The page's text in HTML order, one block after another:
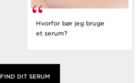
Hvorfor bør jeg bruge
et serum?
FIND DIT SERUM